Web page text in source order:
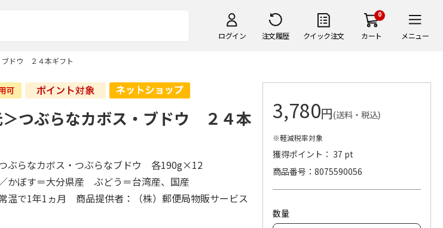
ログイン 注文履歴 クイック注文
0
カート メニュー
ブドウ ２４本ギフト
＞つぶらなカボス・ブドウ ２４本
ぶらなカボス・つぶらなブドウ 各190g×12
かぼす＝大分県産 ぶどう＝台湾産、国産
温で1年1ヵ月 商品提供者：（株）郵便局物販サービス
3,780円(送料・税込)
※軽減税率対象
獲得ポイント： 37 pt
商品番号
8075590056
数量